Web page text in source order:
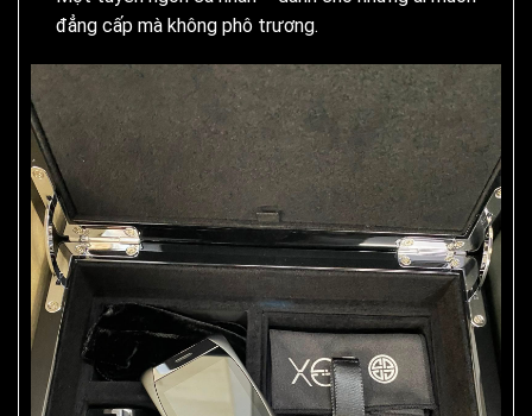
đẳng cấp mà không phô trương.